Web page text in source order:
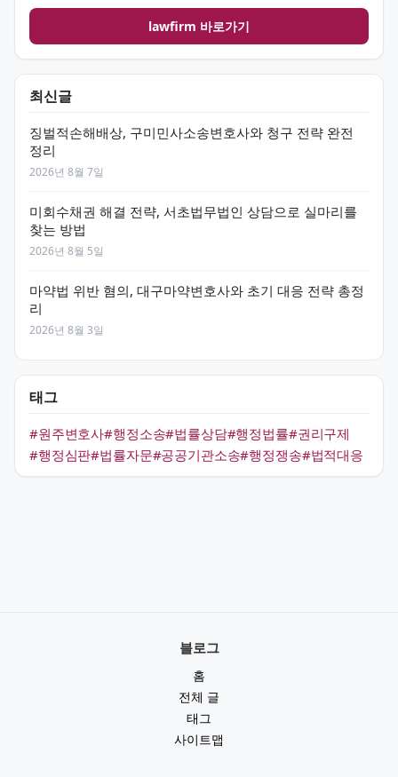
lawfirm 바로가기
최신글
징벌적손해배상, 구미민사소송변호사와 청구 전략 완전
정리
2026년 8월 7일
미회수채권 해결 전략, 서초법무법인 상담으로 실마리를
찾는 방법
2026년 8월 5일
마약법 위반 혐의, 대구마약변호사와 초기 대응 전략 총정
리
2026년 8월 3일
태그
#원주변호사#행정소송#법률상담#행정법률#권리구제
#행정심판#법률자문#공공기관소송#행정쟁송#법적대응
블로그
홈
전체 글
태그
사이트맵